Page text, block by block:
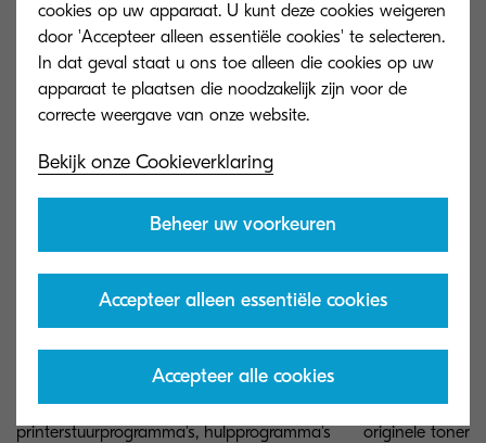
Globaal download center
Download installatiebestanden
(inbegrepen op de installatie-dvd), zoals
printerstuurprogramma's, hulpprogramma's
Toner
een
originele toner
cookies op uw apparaat. U kunt deze cookies weigeren
door 'Accepteer alleen essentiële cookies' te selecteren.
In dat geval staat u ons toe alleen die cookies op uw
apparaat te plaatsen die noodzakelijk zijn voor de
Bekijk onze Cookieverklaring
Beheer uw voorkeuren
Accepteer alleen essentiële cookies
Accepteer alle cookies